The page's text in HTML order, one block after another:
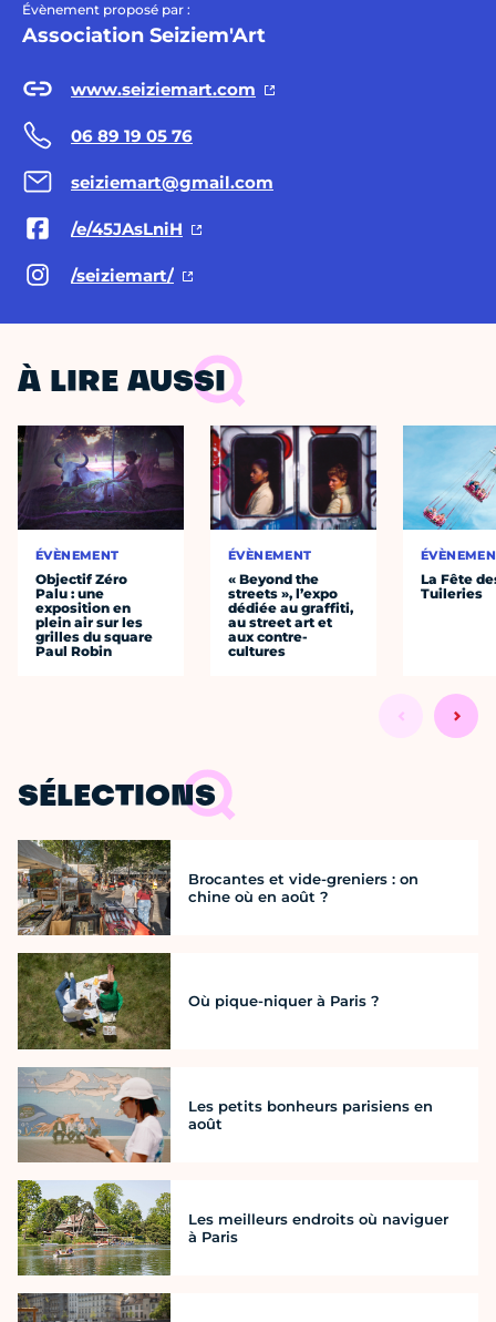
Évènement proposé par :
Association Seiziem'Art
www.seiziemart.com
06 89 19 05 76
seiziemart@gmail.com
/e/45JAsLniH
/seiziemart/
À LIRE AUSSI
ÉVÈNEMENT
Objectif Zéro
Palu : une
exposition en
plein air sur les
grilles du square
Paul Robin
ÉVÈNEMENT
« Beyond the
streets », l’expo
dédiée au graffiti,
au street art et
aux contre-
cultures
La Fête
Tuileries
SÉLECTIONS
Brocantes et vide-greniers : on
chine où en août ?
Où pique-niquer à Paris ?
Les petits bonheurs parisiens en
août
Les meilleurs endroits où naviguer
à Paris